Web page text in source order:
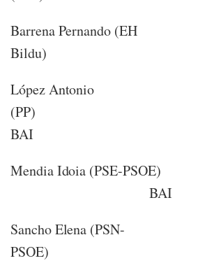
Barrena Pernando (EH
Bildu)
López Antonio
BAI
Mendia Idoia (PSE-
BAI
Sancho Elena (PSN-
PSOE)